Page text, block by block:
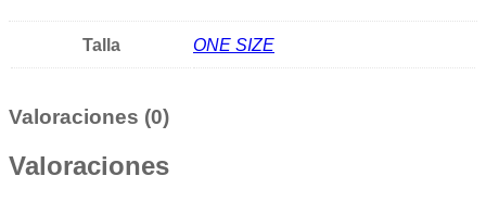
Talla ONE SIZE
Valoraciones (0)
Valoraciones